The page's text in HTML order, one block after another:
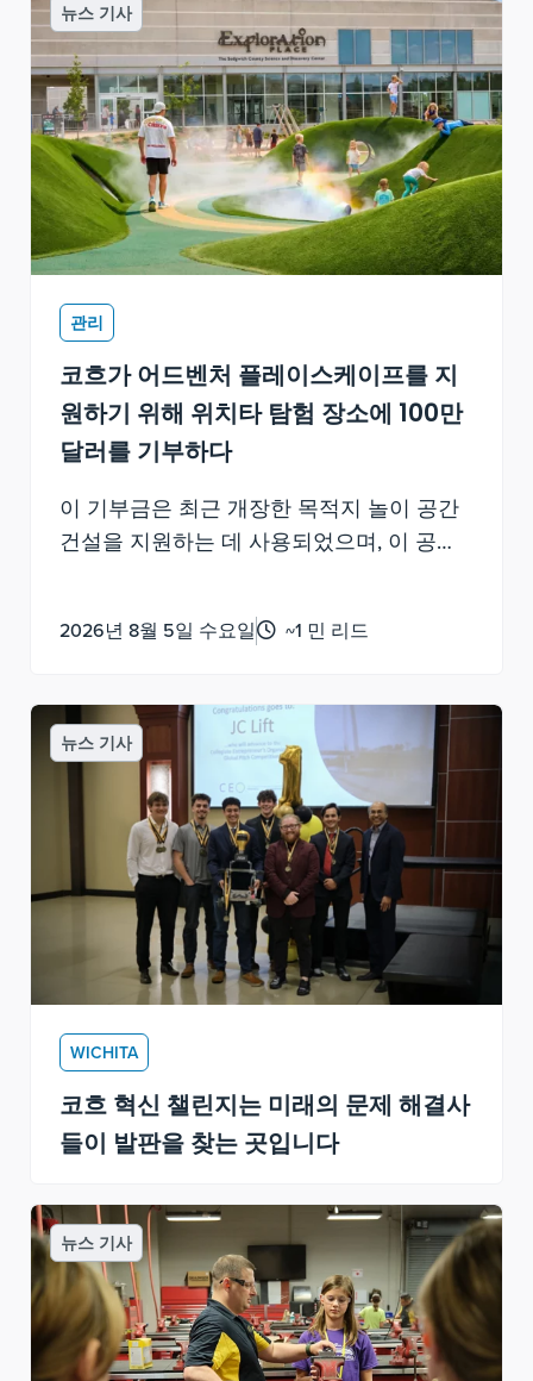
뉴스 기사
관리
코흐가 어드벤처 플레이스케이프를 지
원하기 위해 위치타 탐험 장소에 100만
달러를 기부하다
이 기부금은 최근 개장한 목적지 놀이 공간
건설을 지원하는 데 사용되었으며, 이 공간
합니다.
2026년 8월 5일 수요일 ~1 민 리드
뉴스 기사
WICHITA
코흐 혁신 챌린지는 미래의 문제 해결사
들이 발판을 찾는 곳입니다
뉴스 기사